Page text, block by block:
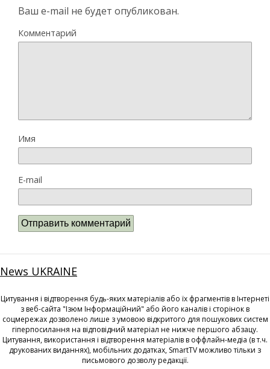
Ваш e-mail не будет опубликован.
Комментарий
Имя
E-mail
News UKRAINE
Цитування і відтворення будь-яких матеріалів або їх фрагментів в Інтернеті
з веб-сайта "Ізюм Інформаційний" або його каналів і сторінок в
соцмережах дозволено лише з умовою відкритого для пошукових систем
гіперпосилання на відповідний матеріал не нижче першого абзацу.
Цитування, використання і відтворення матеріалів в оффлайн-медіа (в т.ч.
друкованих виданнях), мобільних додатках, SmartTV можливо тільки з
письмового дозволу редакції.